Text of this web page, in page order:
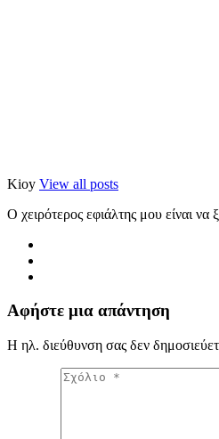
Kioy View all posts
Ο χειρότερος εφιάλτης μου είναι
Αφήστε μια απάντηση
Η ηλ. διεύθυνση σας δεν